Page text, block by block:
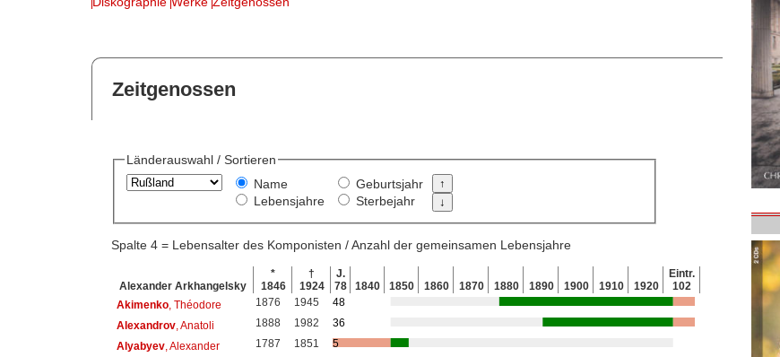
Zeitgenossen
Länderauswahl / Sortieren
Name
Lebensjahre
Geburtsjahr
Sterbejahr
Spalte 4 = Lebensalter des Komponisten / Anzahl der gemeinsamen Lebensjahre
Alexander Arkhangelsky
*
1846
†
1924
J.
78
1840 1850 1860 1870 1880 1890 1900 1910 1920
Eintr.
102
Akimenko, Théodore 1876 1945
48
Alexandrov, Anatoli 1888 1982
36
Alyabyev, Alexander 1787 1851
5